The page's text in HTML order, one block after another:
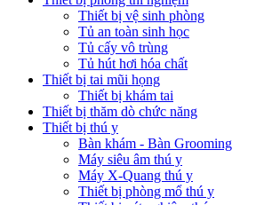
Thiết bị vệ sinh phòng
Tủ an toàn sinh học
Tủ cấy vô trùng
Tủ hút hơi hóa chất
Thiết bị tai mũi họng
Thiết bị khám tai
Thiết bị thăm dò chức năng
Thiết bị thú y
Bàn khám - Bàn Grooming
Máy siêu âm thú y
Máy X-Quang thú y
Thiết bị phòng mổ thú y